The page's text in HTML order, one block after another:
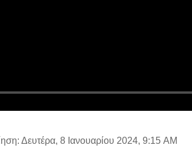
Δευτέρα, 8 Ιανουαρίου 2024, 9:15 AM